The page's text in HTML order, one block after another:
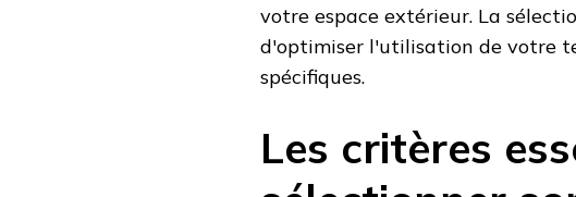
votre espace extérieur. La
d'optimiser l'utilisation de votre
spécifiques.
Les critères